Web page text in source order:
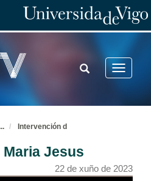
Toggle
TOGGLE
SEARCH
Intervención d
Jesus
22 de xuño de 2023